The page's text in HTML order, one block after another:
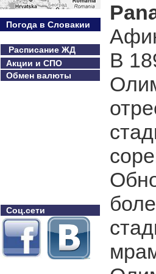
Погода в Словакии
Расписание ЖД
Акции и СПО
Обмен валюты
Соц.сети
В